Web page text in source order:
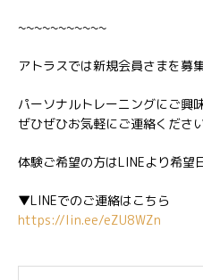
~~~~~~~~~~~
アトラスでは新規会員さまを募
パーソナルトレーニングにご興
ぜひぜひお気軽にご連絡くださ
体験ご希望の方はLINEより希
▼LINEでのご連絡はこちら
https://lin.ee/eZU8WZn